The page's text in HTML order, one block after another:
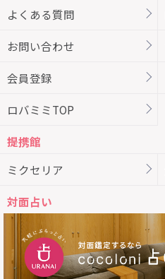
よくある質問
お問い合わせ
会員登録
ロバミミTOP
提携館
ミクセリア
対面占い